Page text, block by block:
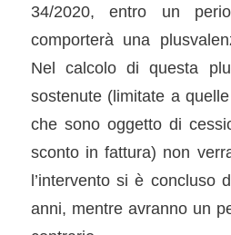
34/2020, entro un
comporterà una
Nel calcolo di questa
sostenute (limitate a
che sono oggetto di
sconto in fattura) non
l’intervento si è concluso
anni, mentre avranno un